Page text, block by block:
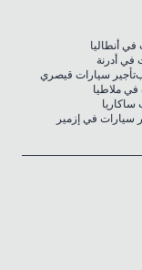
أنطاليا
في أدرنة
تأجير سيارات قيصري
في ملاطيا
ساكاريا
سيارات في إزمير